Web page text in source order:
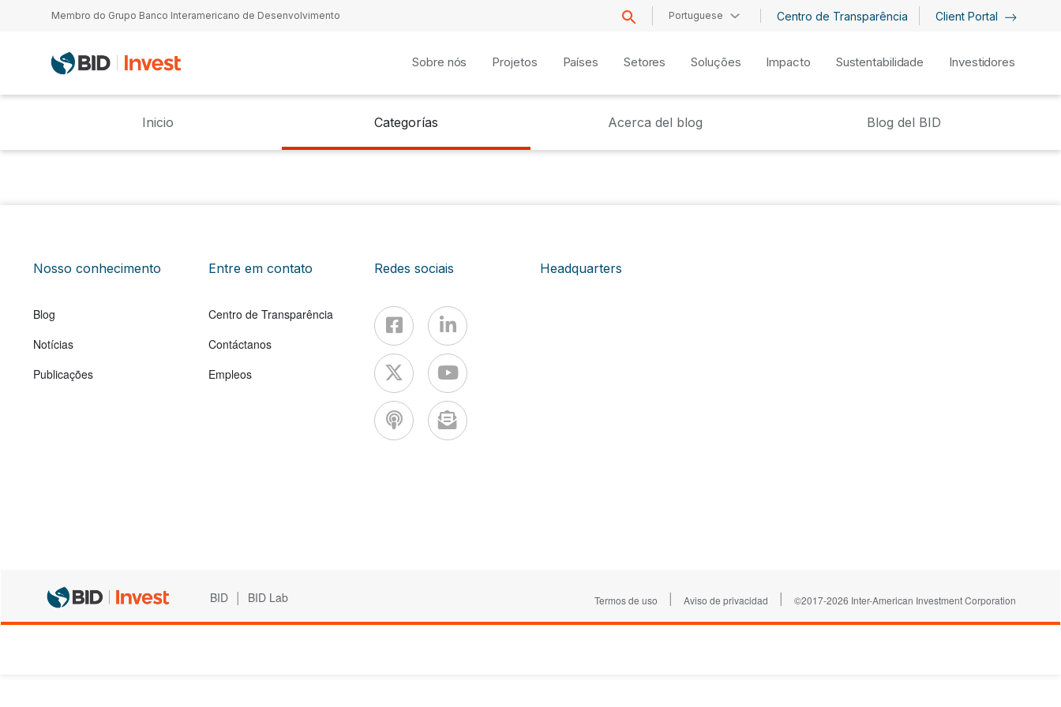
Passar para o conteúdo principal
Membro do Grupo Banco Interamericano de Desenvolvimento Portuguese Centro de Transparência Client Portal
Sobre nós Projetos Países Setores Soluções Impacto Sustentabilidade Investidores
Inicio Categorías Acerca del blog Blog del BID
Nosso conhecimento
Blog
Notícias
Publicações
Entre em contato
Centro de Transparência
Contáctanos
Empleos
Redes sociais Headquarters
BID | BID Lab Termos de uso | Aviso de privacidad | ©2017-2026 Inter-American Investment Corporation